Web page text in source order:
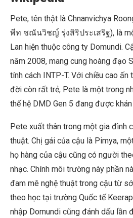
Pete, tên thật là Chnanvichya
พีท ชณันวิชญ์ รุ่งสิริประเสริฐ), là
Lan hiện thuộc công ty Domundi.
năm 2008, mang cung hoàng đạo
tính cách INTP-T. Với chiều cao
đời còn rất trẻ, Pete là một trong
thế hệ DMD Gen 5 đang được
Pete xuất thân trong một gia đình
thuật. Chị gái của cậu là Pimya,
họ hàng của cậu cũng có người
nhạc. Chính môi trường này phần
đam mê nghệ thuật trong cậu từ
theo học tại trường Quốc tế
nhập Domundi cũng đánh dấu lần